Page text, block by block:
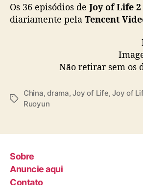
Os 36 episódios de Joy of Life 2
diariamente pela Tencent
Não retirar sem os
T
China,drama,Joy of Life,Joy of
Ruoyun
Sobre
Anuncie aqui
Contato